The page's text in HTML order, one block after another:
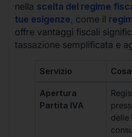
nella scelta del regime
tue esigenze, come il
offre vantaggi fiscali
tassazione semplificata e
Servizio
Apertura
Partita IVA
delle